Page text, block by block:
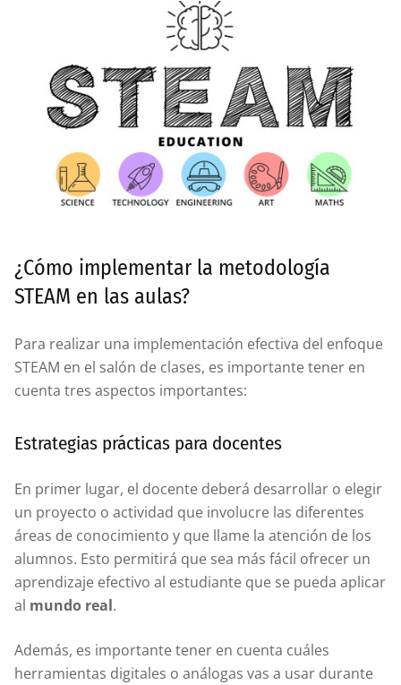
¿Cómo implementar la metodología
STEAM en las aulas?
Para realizar una implementación efectiva del enfoque
STEAM en el salón de clases, es importante tener en
cuenta tres aspectos importantes:
Estrategias prácticas para docentes
En primer lugar, el docente deberá desarrollar o elegir
un proyecto o actividad que involucre las diferentes
áreas de conocimiento y que llame la atención de los
alumnos. Esto permitirá que sea más fácil ofrecer un
aprendizaje efectivo al estudiante que se pueda aplicar
al mundo real.
Además, es importante tener en cuenta cuáles
herramientas digitales o análogas vas a usar durante